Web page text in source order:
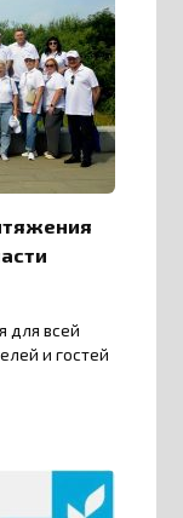
для всей
и гостей